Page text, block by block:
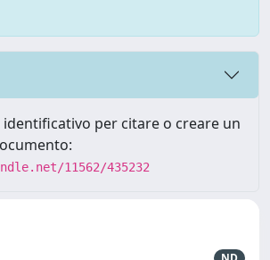
per citare o creare un
11562/435232